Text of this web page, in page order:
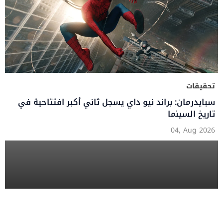
تحقيقات
سبايدرمان: براند نيو داي يسجل ثاني أكبر افتتاحية في
تاريخ السينما
04, Aug 2026